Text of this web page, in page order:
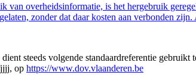
van overheidsinformatie, is het hergebruik
zonder dat daar kosten aan verbonden
steeds volgende standaardreferentie
jjjj, op https://www.dov.vlaanderen.be